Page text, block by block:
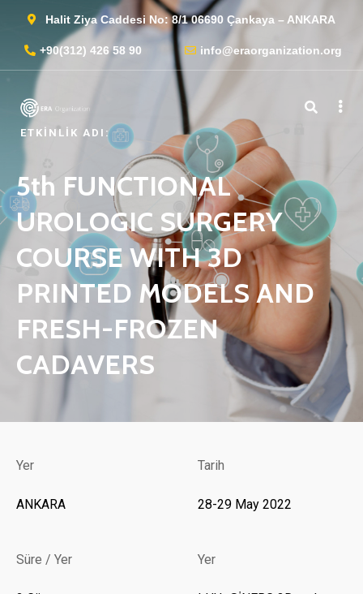
Halit Ziya Caddesi No: 8/1 06690 Çankaya – ANKARA
+90(312) 426 58 90 info@eraorganization.org
ETKINLIK ADI:
5th FUNCTIONAL
UROLOGIC SURGERY
COURSE WITH 3D
PRINTED MODELS AND
FRESH-FROZEN
CADAVERS
Yer
ANKARA
Tarih
28-29 May 2022
Süre / Yer Yer